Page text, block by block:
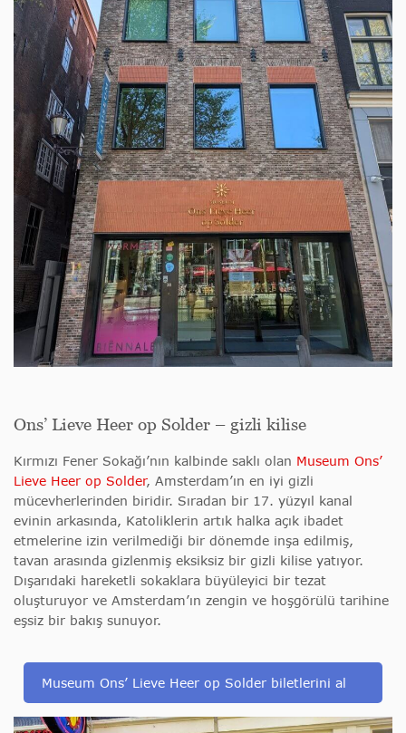
Ons’ Lieve Heer op Solder – gizli kilise
Kırmızı Fener Sokağı’nın kalbinde saklı olan Museum Ons’
Lieve Heer op Solder, Amsterdam’ın en iyi gizli
mücevherlerinden biridir. Sıradan bir 17. yüzyıl kanal
evinin arkasında, Katoliklerin artık halka açık ibadet
etmelerine izin verilmediği bir dönemde inşa edilmiş,
tavan arasında gizlenmiş eksiksiz bir gizli kilise yatıyor.
Dışarıdaki hareketli sokaklara büyüleyici bir tezat
oluşturuyor ve Amsterdam’ın zengin ve hoşgörülü tarihine
eşsiz bir bakış sunuyor.
Museum Ons’ Lieve Heer op Solder biletlerini al